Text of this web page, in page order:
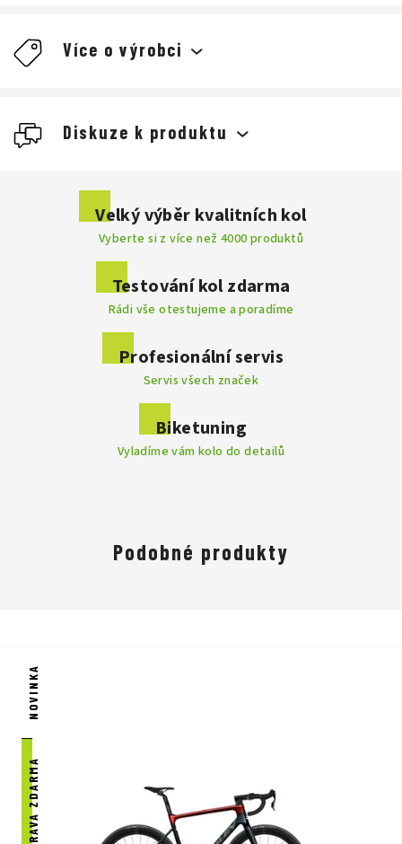
Diskuze k produktu
Přidat komentář
Více o výrobci
Velký výběr kvalitních kol
Vyberte si z více než 4000 produktů
Testování kol zdarma
Rádi vše otestujeme a poradíme
Profesionální servis
Servis všech značek
Biketuning
Vyladíme vám kolo do detailů
Podobné produkty
NOVINKA
DOPRAVA ZDARMA